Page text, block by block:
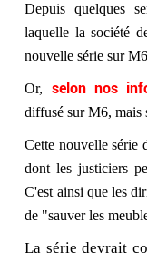
Depuis quelques
laquelle la société
nouvelle série sur
Or, selon nos
diffusé sur M6, mais
Cette nouvelle série
dont les justiciers
C'est ainsi que les
de "sauver les
La série devrait